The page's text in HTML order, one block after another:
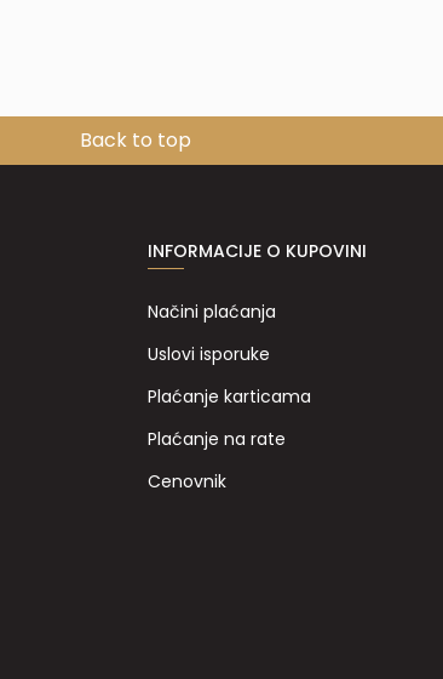
Back to top
INFORMACIJE O KUPOVINI
Načini plaćanja
Uslovi isporuke
Plaćanje karticama
Plaćanje na rate
Cenovnik